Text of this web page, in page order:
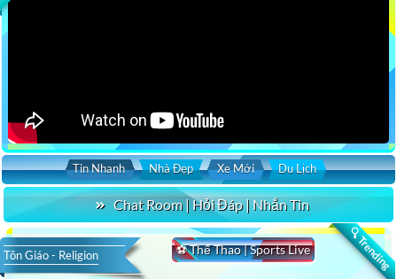
Tin Nhanh Nhà Đẹp Xe Mới Du Lịch
Chat Room | Hỏi Đáp | Nhắn Tin
🔍 Trending
⚽ Thể Thao | Sports Live
Tôn Giáo - Religion